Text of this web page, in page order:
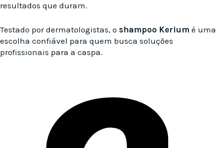
resultados que duram.
Testado por dermatologistas, o shampoo Kerium é uma
escolha confiável para quem busca soluções
profissionais para a caspa.